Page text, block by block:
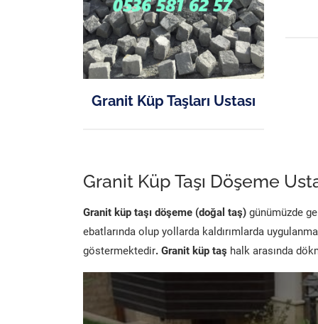
Granit Küp Taşları Ustası
Granit Küp Taşı Döşeme
Granit küp taşı döşeme (doğal taş) günümüzde
ebatlarında olup yollarda kaldırımlarda
göstermektedir. Granit küp taş halk arasında